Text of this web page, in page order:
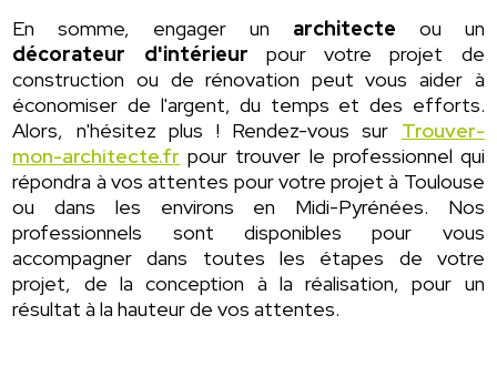
En somme, engager un architecte ou un
décorateur d'intérieur pour votre projet de
construction ou de rénovation peut vous aider à
économiser de l'argent, du temps et des efforts.
Alors, n'hésitez plus ! Rendez-vous sur Trouver-
mon-architecte.fr pour trouver le professionnel qui
répondra à vos attentes pour votre projet à Toulouse
ou dans les environs en Midi-Pyrénées. Nos
professionnels sont disponibles pour vous
accompagner dans toutes les étapes de votre
projet, de la conception à la réalisation, pour un
résultat à la hauteur de vos attentes.